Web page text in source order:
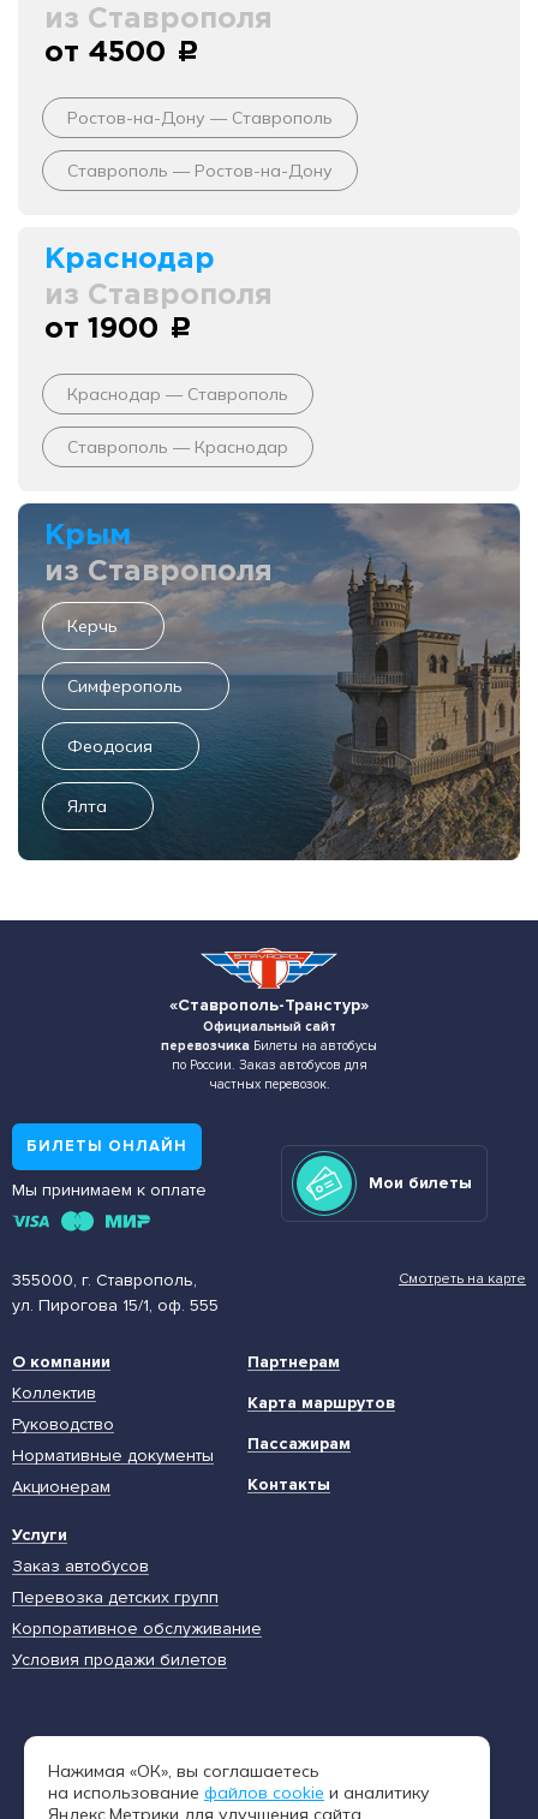
из Ставрополя
от 4500 c
Ростов-на-Дону — Ставрополь
Ставрополь — Ростов-на-Дону
Краснодар
из Ставрополя
от 1900 c
Краснодар — Ставрополь
Ставрополь — Краснодар
Крым
из Ставрополя
Керчь
Симферополь
Феодосия
Ялта
«Ставрополь-Транстур»
Официальный сайт
перевозчика Билеты на автобусы
по России. Заказ автобусов для
частных перевозок.
355000, г. Ставрополь,
ул. Пирогова 15/1, оф. 555
Смотреть на карте
БИЛЕТЫ ОНЛАЙН
Мы принимаем к оплате Мои билеты
О компании
Коллектив
Руководство
Нормативные документы
Акционерам
Услуги
Заказ автобусов
Перевозка детских групп
Корпоративное обслуживание
Условия продажи билетов
Партнерам
Карта маршрутов
Пассажирам
Контакты
8 (962) 402-65-54
Нажимая «ОК», вы соглашаетесь
на использование файлов cookie и аналитику
Яндекс.Метрики для улучшения сайта.